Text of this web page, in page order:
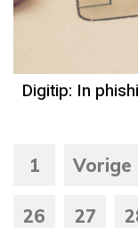
Digitip: In
1 Vorige
26 27